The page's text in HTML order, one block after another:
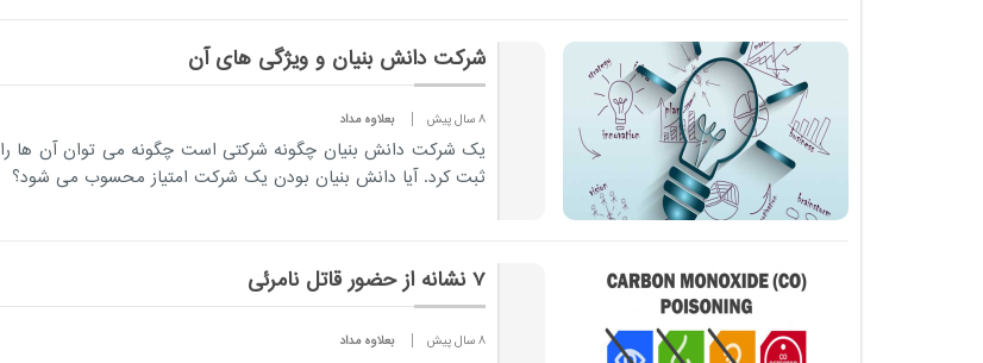
شرکت دانش بنیان و ویژگی های آن
8 سال پیش بعلاوه مداد
یک شرکت دانش بنیان چگونه شرکتی است چگونه می توان آن ها را
ثبت کرد. آیا دانش بنیان بودن یک شرکت امتیاز محسوب می شود؟
7 نشانه از حضور قاتل نامرئی
8 سال پیش بعلاوه مداد